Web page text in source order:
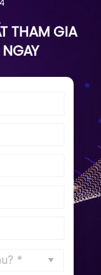
THAM GIA